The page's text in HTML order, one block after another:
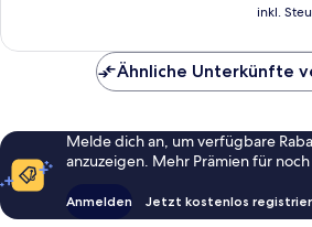
Bewertungen
inkl.
Ähnliche Unterkünfte
Melde dich an, um verfügbare
anzuzeigen. Mehr Prämien für
Anmelden Jetzt kostenlos